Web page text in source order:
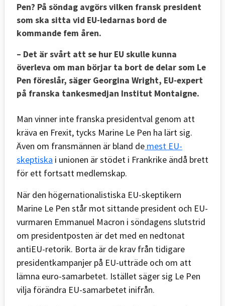
Pen? På söndag avgörs vilken fransk president
som ska sitta vid EU-ledarnas bord de
kommande fem åren.
– Det är svårt att se hur EU skulle kunna
överleva om man börjar ta bort de delar som Le
Pen föreslår, säger Georgina Wright, EU-expert
på franska tankesmedjan Institut Montaigne.
Man vinner inte franska presidentval genom att
kräva en Frexit, tycks Marine Le Pen ha lärt sig.
Även om fransmännen är bland de mest EU-
skeptiska i unionen är stödet i Frankrike ändå brett
för ett fortsatt medlemskap.
När den högernationalistiska EU-skeptikern
Marine Le Pen står mot sittande president och EU-
vurmaren Emmanuel Macron i söndagens slutstrid
om presidentposten är det med en nedtonat
antiEU-retorik. Borta är de krav från tidigare
presidentkampanjer på EU-utträde och om att
lämna euro-samarbetet. Istället säger sig Le Pen
vilja förändra EU-samarbetet inifrån.